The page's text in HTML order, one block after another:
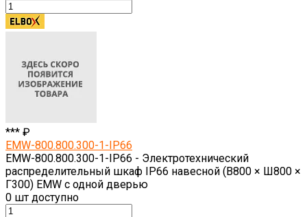
*** ₽
EMW-800.800.300-1-IP66
EMW-800.800.300-1-IP66 - Электротехнический
распределительный шкаф IP66 навесной (В800 × Ш800 ×
Г300) EMW c одной дверью
0 шт доступно